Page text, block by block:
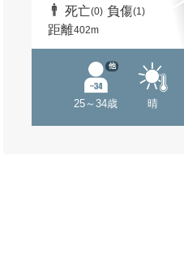
死亡(0) 負傷(1)
距離402m
25～34歳
他
晴